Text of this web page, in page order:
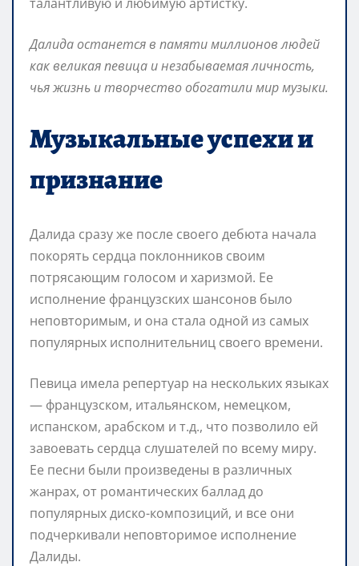
Далида останется в памяти миллионов людей
как великая певица и незабываемая личность,
чья жизнь и творчество обогатили мир музыки.
Музыкальные успехи и
признание
Далида сразу же после своего дебюта начала
покорять сердца поклонников своим
потрясающим голосом и харизмой. Ее
исполнение французских шансонов было
неповторимым, и она стала одной из самых
популярных исполнительниц своего времени.
Певица имела репертуар на нескольких языках
— французском, итальянском, немецком,
испанском, арабском и т.д., что позволило ей
завоевать сердца слушателей по всему миру.
Ее песни были произведены в различных
жанрах, от романтических баллад до
популярных диско-композиций, и все они
подчеркивали неповторимое исполнение
Далиды.